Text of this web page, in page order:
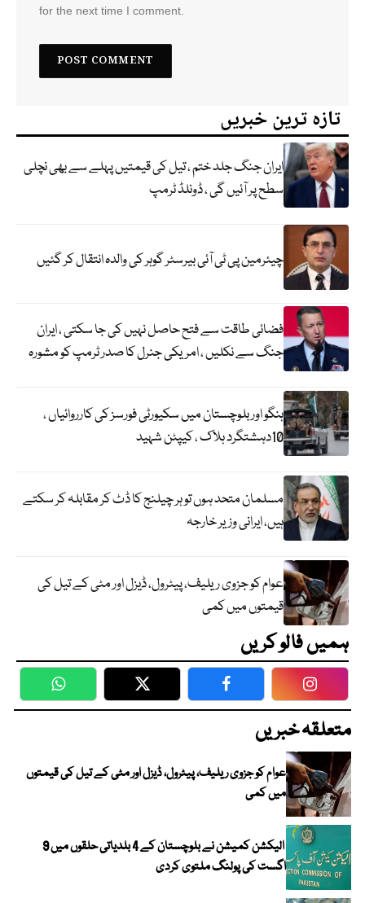
for the next time I comment.
تازہ ترین خبریں
ایران جنگ جلد ختم ، تیل کی قیمتیں پہلے سے بھی نچلی
سطح پر آئیں گی ، ڈونلڈ ٹرمپ
چیئرمین پی ٹی آئی بیرسٹر گوہر کی والدہ انتقال کر گئیں
فضائی طاقت سے فتح حاصل نہیں کی جا سکتی ، ایران
جنگ سے نکلیں ، امریکی جنرل کا صدر ٹرمپ کو مشورہ
ہنگو اور بلوچستان میں سکیورٹی فورسز کی کارروائیاں ،
10دہشتگرد ہلاک ، کیپٹن شہید
مسلمان متحد ہوں تو ہر چیلنج کا ڈٹ کر مقابلہ کر سکتے
ہیں، ایرانی وزیر خارجہ
عوام کو جزوی ریلیف، پیٹرول، ڈیزل اور مٹی کے تیل کی
قیمتوں میں کمی
ہمیں فالو کریں
WhatsApp Twitter Facebook
متعلقہ خبریں
عوام کو جزوی ریلیف، پیٹرول، ڈیزل اور مٹی کے تیل کی قیمتوں
میں کمی
الیکشن کمیشن نے بلوچستان کے 4 بلدیاتی حلقوں میں 9
اگست کی پولنگ ملتوی کردی